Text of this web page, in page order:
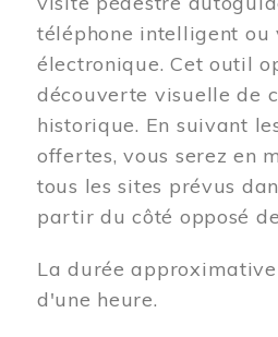
téléphone intelligent ou
électronique. Cet outil
découverte visuelle de
historique. En suivant
offertes, vous serez en
tous les sites prévus
partir du côté opposé
La durée
d'une heure.